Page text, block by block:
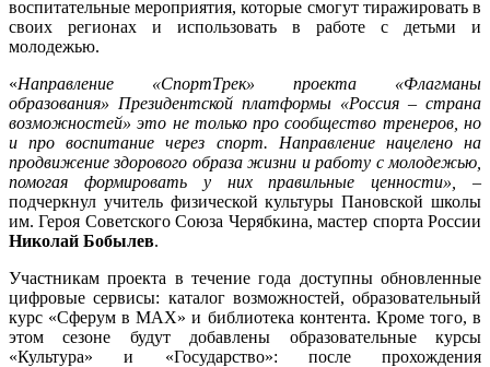
воспитательные мероприятия, которые смогут тиражировать в
своих регионах и использовать в работе с детьми и
молодежью.
«Направление «СпортТрек» проекта «Флагманы
образования» Президентской платформы «Россия – страна
возможностей» это не только про сообщество тренеров, но
и про воспитание через спорт. Направление нацелено на
продвижение здорового образа жизни и работу с молодежью,
помогая формировать у них правильные ценности»,
–
подчеркнул учитель физической культуры Пановской школы
им. Героя Советского Союза Черябкина, мастер спорта России
Николай Бобылев.
Участникам проекта в течение года доступны обновленные
цифровые сервисы: каталог возможностей, образовательный
курс «Сферум в МАХ» и библиотека контента. Кроме того, в
этом сезоне будут добавлены образовательные курсы
«Культура» и «Государство»: после прохождения